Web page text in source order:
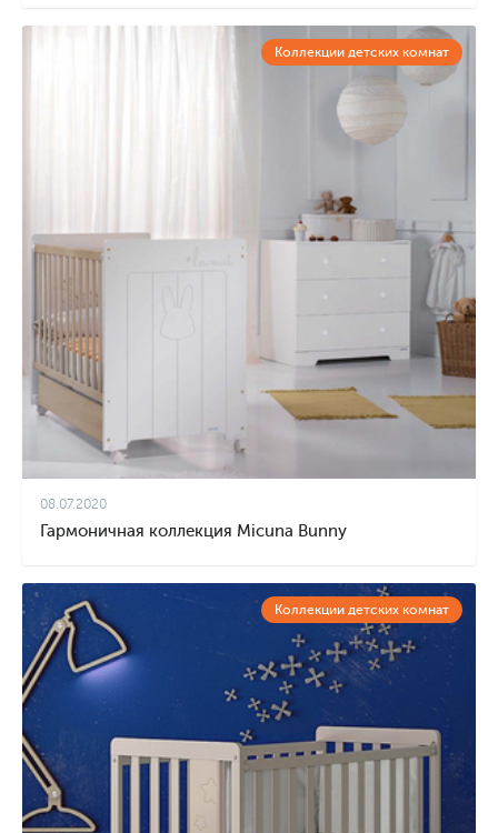
Коллекции детских комнат
08.07.2020
Гармоничная коллекция Micuna Bunny
Коллекции детских комнат